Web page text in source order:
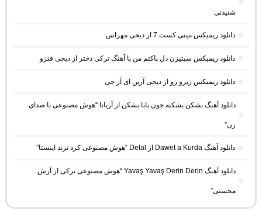
شنیدنی
دانلود ریمیکس مینی کست 7 از دیجی مهراس
دانلود ریمیکس سیتیزن دل پاکتم من با آهنگ ترکی دختر از دیجی فنزو
دانلود ریمیکس زیرو رو از دیجی آرین ای آر جی
دانلود آهنگ بشکن بشکنه جون بابا بشکن از آریانا “هوش مصنوعی با صدای
زن”
دانلود آهنگ Dawet a Kurda از Delal “هوش مصنوعی کرد ترند اینستا”
دانلود آهنگ Yavaş Yavaş Derin Derin “هوش مصنوعی ترکی از آرش
محسنی”